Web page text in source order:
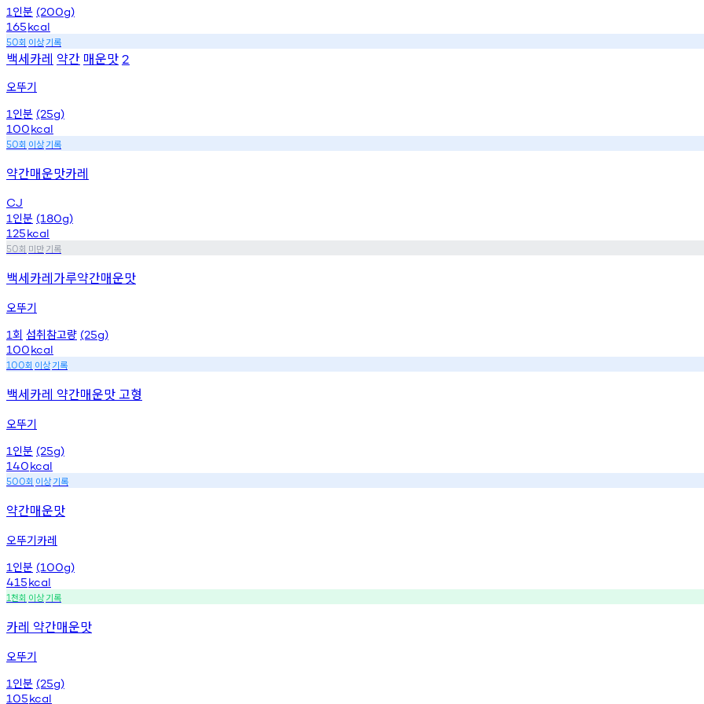
1 인분 (200g)
165kcal
50회 이상기록
백세카레 약간 매운맛 2
오뚜기
1 인분 (25g)
100kcal
50회 이상기록
약간매운맛카레
CJ
1 인분 (180g)
125kcal
50회 미만기록
백세카레가루약간매운맛
오뚜기
1회 섭취참고량 (25g)
100kcal
100회 이상기록
백세카레 약간매운맛 고형
오뚜기
1 인분 (25g)
140kcal
500회 이상기록
약간매운맛
오뚜기카레
1 인분 (100g)
415kcal
1천회 이상기록
카레 약간매운맛
오뚜기
1 인분 (25g)
105kcal